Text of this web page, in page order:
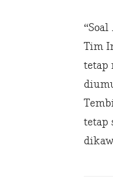
Tim
tetap
tetap